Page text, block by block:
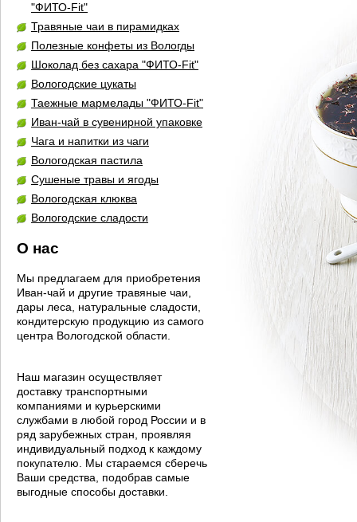
"ФИТО-Fit"
Травяные чаи в пирамидках
Полезные конфеты из Вологды
Шоколад без сахара "ФИТО-Fit"
Вологодские цукаты
Таежные мармелады "ФИТО-Fit"
Иван-чай в сувенирной упаковке
Чага и напитки из чаги
Вологодская пастила
Сушеные травы и ягоды
Вологодская клюква
Вологодские сладости
О нас
Мы предлагаем для приобретения
Иван-чай и другие травяные чаи,
дары леса, натуральные сладости,
кондитерскую продукцию из самого
центра Вологодской области.
Наш магазин осуществляет
доставку транспортными
компаниями и курьерскими
службами в любой город России и в
ряд зарубежных стран, проявляя
индивидуальный подход к каждому
покупателю. Мы стараемся сберечь
Ваши средства, подобрав самые
выгодные способы доставки.